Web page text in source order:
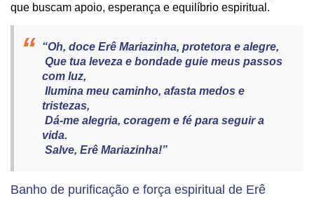
que buscam apoio, esperança e equilíbrio espiritual.
“Oh, doce Erê Mariazinha, protetora e alegre,
Que tua leveza e bondade guie meus passos
com luz,
Ilumina meu caminho, afasta medos e
tristezas,
Dá-me alegria, coragem e fé para seguir a
vida.
Salve, Erê Mariazinha!”
Banho de purificação e força espiritual de Erê